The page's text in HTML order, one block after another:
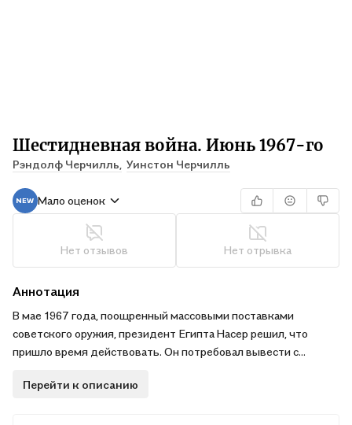
Шестидневная война. Июнь 1967-го
Рэндолф Черчилль, Уинстон Черчилль
Мало оценок
Нет отзывов Нет отрывка
Аннотация
В мае 1967 года, поощренный массовыми поставками
советского оружия, президент Египта Насер решил, что
пришло время действовать. Он потребовал вывести с
затем блокировал Тиранский пролив, закрыв Израилю
Перейти к описанию